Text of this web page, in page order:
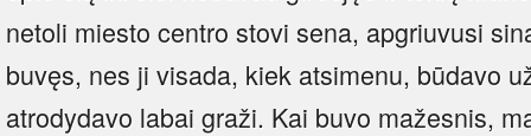
netoli miesto centro stovi sena, apgriuvusi
buvęs, nes ji visada, kiek atsimenu, būdavo
atrodydavo labai graži. Kai buvo mažesnis,